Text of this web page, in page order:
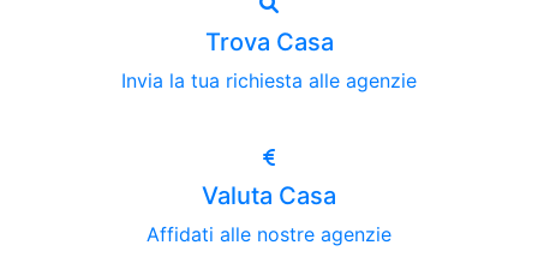
Trova Casa
Invia la tua richiesta alle agenzie
Valuta Casa
Affidati alle nostre agenzie